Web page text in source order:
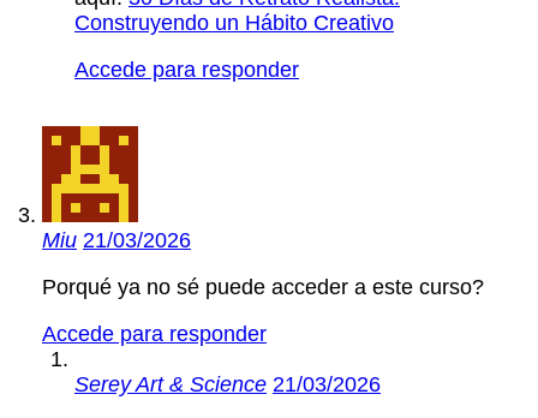
Construyendo un Hábito Creativo
Accede para responder
Miu 21/03/2026
Porqué ya no sé puede acceder a este curso?
Accede para responder
Serey Art & Science 21/03/2026